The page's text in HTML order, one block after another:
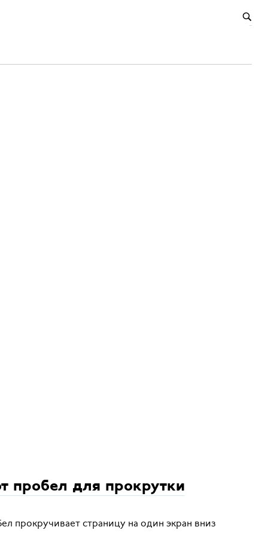
пробел для прокрутки
прокручивает страницу на один экран вниз